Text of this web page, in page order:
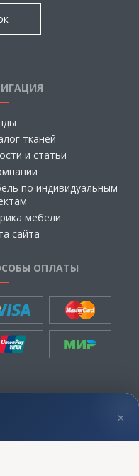
тканей
и статьи
по индивидуальным
мебели
сайта
ОПЛАТЫ
×